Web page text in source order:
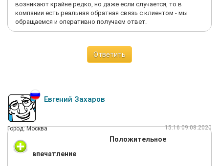
возникают крайне редко, но даже если случается, то в
компании есть реальная обратная связь с клиентом - мы
обращаемся и оперативно получаем ответ.
Ответить
Евгений Захаров
Город: Москва 15:16 09.08.2020
Положительное
впечатление